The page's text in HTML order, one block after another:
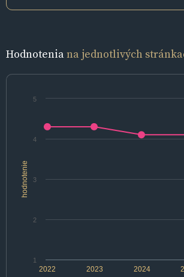
Hodnoteniana jednotlivých
hodnotenie
2022 2024
2023
1
2
3
4
5